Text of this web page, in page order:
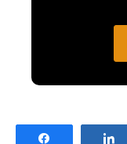
Compartilhar